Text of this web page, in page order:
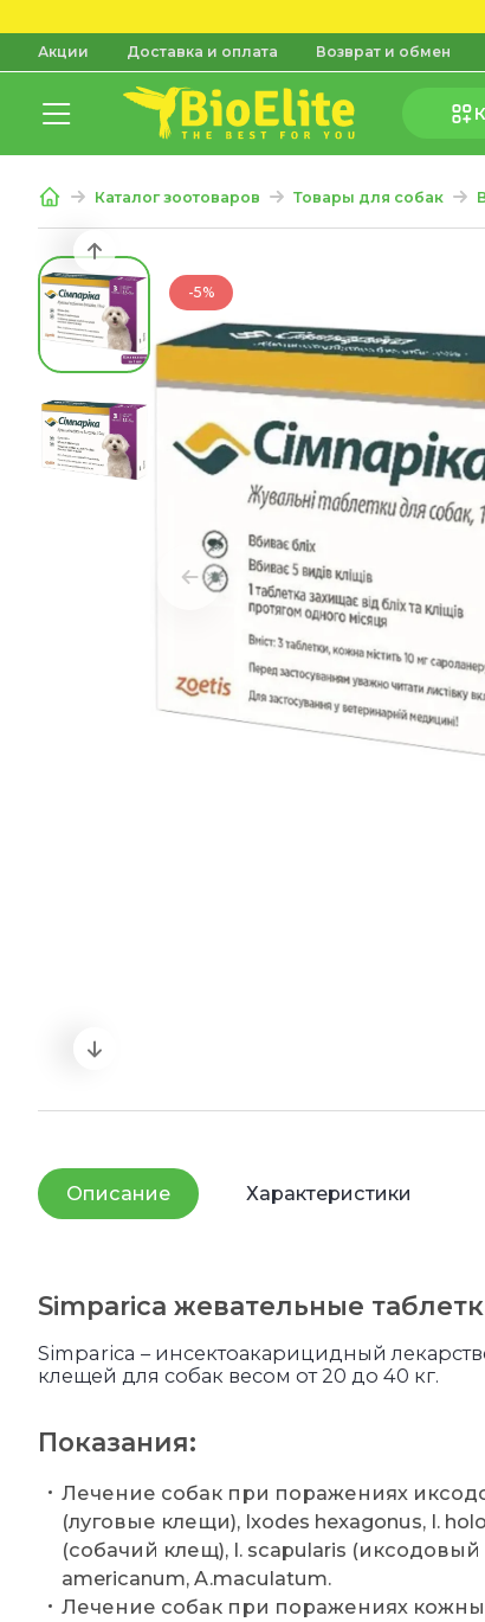
Акции Доставка и оплата Возврат и обмен
Каталог зоотоваров Товары для собак
-5%
Описание Характеристики
Simparica жевательные
Simparica – инсектоакарицидный
клещей для собак весом от 20 до 40 кг.
Показания:
Лечение собак при поражениях
(луговые клещи), Ixodes hexagonus, I.
(собачий клещ), I. scapularis
americanum, A.maculatum.
Лечение собак при поражениях